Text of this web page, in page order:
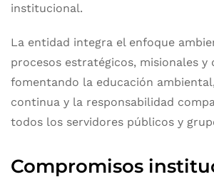
institucional.
La entidad integra el enfoque
procesos estratégicos, misionales y
fomentando la educación
continua y la responsabilidad
todos los servidores públicos y
Compromisos